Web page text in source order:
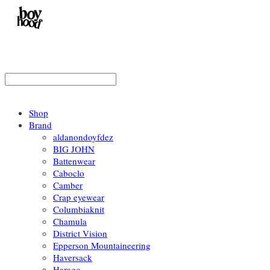
Shop
Brand
aldanondoyfdez
BIG JOHN
Battenwear
Caboclo
Camber
Crap eyewear
Columbiaknit
Chamula
District Vision
Epperson Mountaineering
Haversack